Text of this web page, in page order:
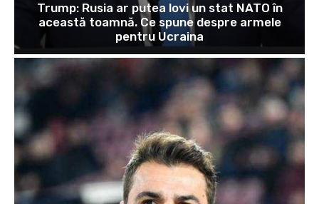
Trump: Rusia ar putea lovi un stat NATO în
această toamnă. Ce spune despre armele
pentru Ucraina